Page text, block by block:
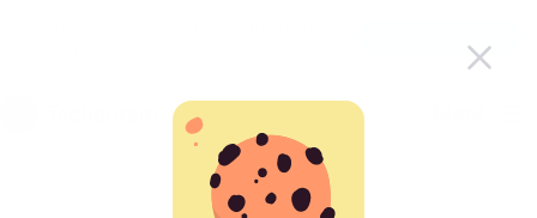
Slovenščina